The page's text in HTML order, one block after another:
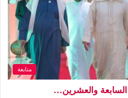
متابعة
السابعة والعشرين…